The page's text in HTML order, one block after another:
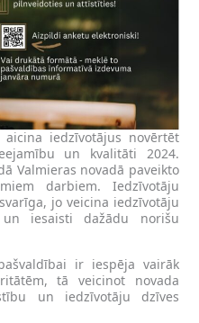
aicina iedzīvotājus novērtēt
un kvalitāti 2024.
Valmieras novadā paveikto
darbiem. Iedzīvotāju
jo veicina iedzīvotāju
iesaisti dažādu norišu
ir iespēja vairāk
tā veicinot novada
un iedzīvotāju dzīves